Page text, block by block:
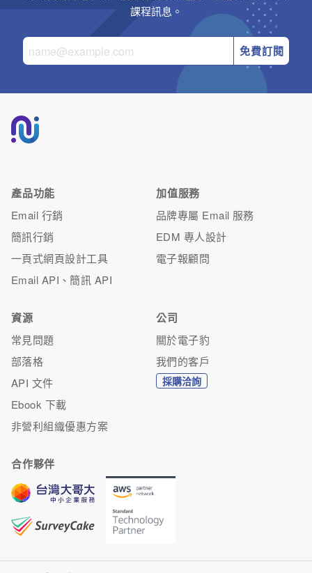
課程訊息。
免費訂閱
產品功能
Email 行銷
簡訊行銷
一頁式網頁設計工具
Email API、簡訊 API
加值服務
品牌專屬 Email 服務
EDM 專人設計
電子報顧問
資源
常見問題
部落格
API 文件
Ebook 下載
非營利組織優惠方案
公司
關於電子豹
我們的客戶
採購洽詢
合作夥伴